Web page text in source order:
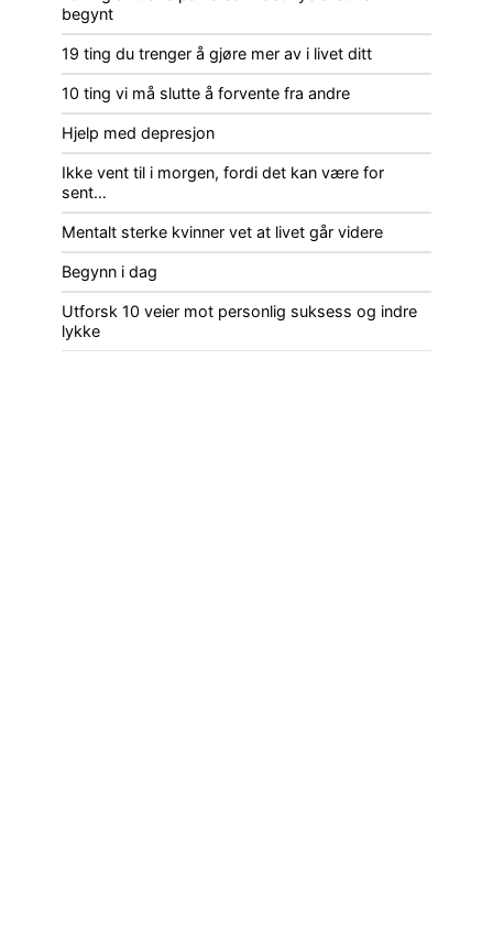
begynt
19 ting du trenger å gjøre mer av i livet ditt
10 ting vi må slutte å forvente fra andre
Hjelp med depresjon
Ikke vent til i morgen, fordi det kan være for
sent…
Mentalt sterke kvinner vet at livet går videre
Begynn i dag
Utforsk 10 veier mot personlig suksess og indre
lykke